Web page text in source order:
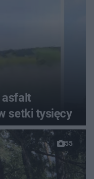
asfalt
setki tysięcy
55